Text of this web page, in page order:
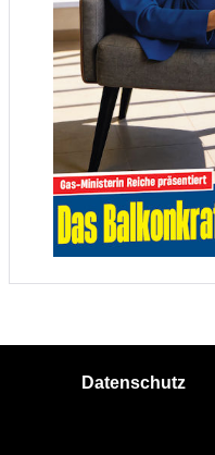
Datenschutz